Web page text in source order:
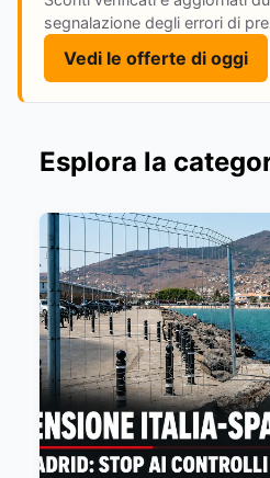
segnalazione degli errori di
Vedi le offerte di oggi
Esplora la